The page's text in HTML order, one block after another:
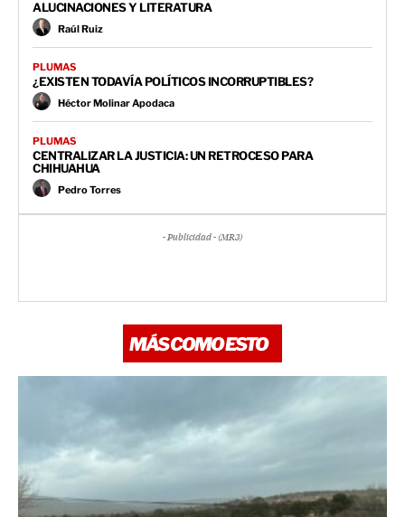
ALUCINACIONES Y LITERATURA
Raúl Ruiz
PLUMAS
¿EXISTEN TODAVÍA POLÍTICOS INCORRUPTIBLES?
Héctor Molinar Apodaca
PLUMAS
CENTRALIZAR LA JUSTICIA: UN RETROCESO PARA
CHIHUAHUA
Pedro Torres
- Publicidad - (MR3)
MÁS COMO ESTO